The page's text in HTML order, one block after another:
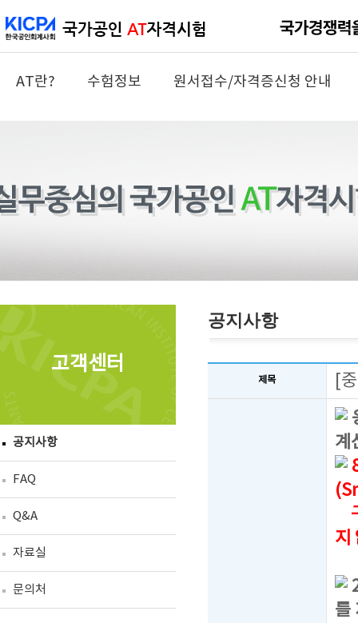
AT란? 수험정보 원서접수/자격증신청 안내
고객센터
공지사항
FAQ
Q&A
자료실
문의처
공지사항
제목
[
계
지
를